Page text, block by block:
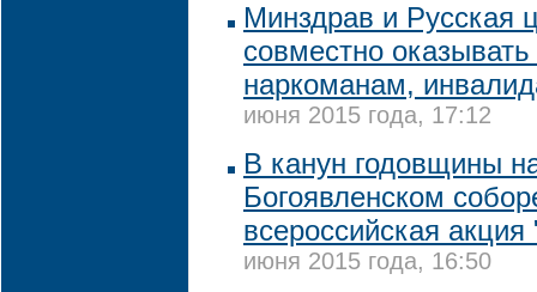
Минздрав и Русская
совместно
наркоманам,
июня 2015 года, 17:12
В канун годовщины
Богоявленском
всероссийская
июня 2015 года, 16:50